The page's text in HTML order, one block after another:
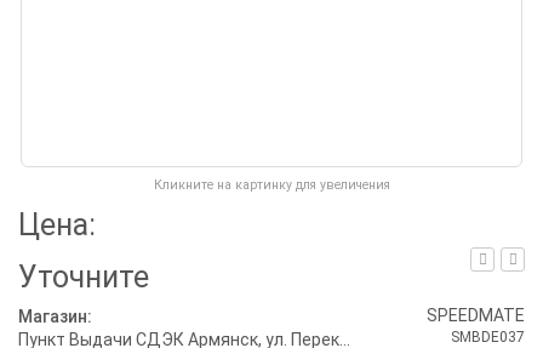
Кликните на картинку для увеличения
Цена:
Уточните
Магазин:
SPEEDMATE
SMBDE037